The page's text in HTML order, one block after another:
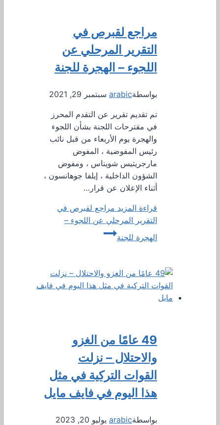
مراجع لقبرص في
التقرير المرحلي عن
اللجوء – الهجرة للجنة
بواسطةarabic سبتمبر 29, 2021
تم تقديم تقرير عن التقدم المحرز
في مقترحات اللجنة بشأن اللجوء
والهجرة يوم الأربعاء من قبل نائب
رئيس المفوضية ، المفوض
مارجريتيس شويناس ، ومفوض
الشؤون الداخلية ، إيلفا جوهانسون ،
أثناء الإعلان عن قرار…
قراءة المزيد مراجع لقبرص في
التقرير المرحلي عن اللجوء –
الهجرة للجنة
49 عامًا من الغزو
والاحتلال – نزلت
القوات التركية في مثل
هذا اليوم في فايف مايل
بواسطةarabic يوليو 20, 2023